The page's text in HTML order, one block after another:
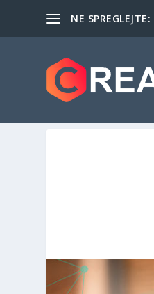
NE SPREGLEJTE: